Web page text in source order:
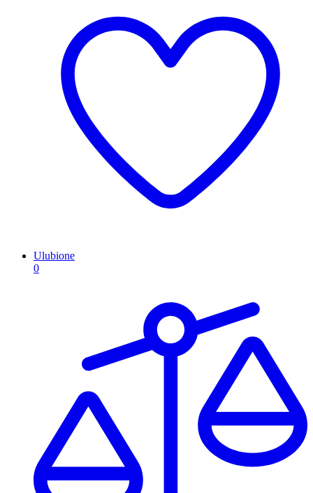
Ulubione
0